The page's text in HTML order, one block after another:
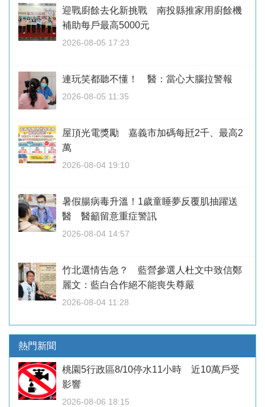
迎戰廚餘去化新挑戰 南投縣推家用廚餘機
補助每戶最高5000元
2026-08-05 17:23
連玩笑都聽不懂！ 醫：當心大腦拉警報
2026-08-05 11:35
屋頂光電獎勵 嘉義市加碼每瓩2千、最高2
萬
2026-08-04 19:10
暑假腸病毒升溫！1歲童睡夢反覆肌抽躍送
醫 醫籲留意重症警訊
2026-08-04 14:57
竹北選情告急？ 藍營參選人杜文中致信鄭
麗文：藍白合作絕不能喪失尊嚴
2026-08-04 11:28
熱門新聞
桃園5行政區8/10停水11小時 近10萬戶受
影響
2026-08-06 18:15